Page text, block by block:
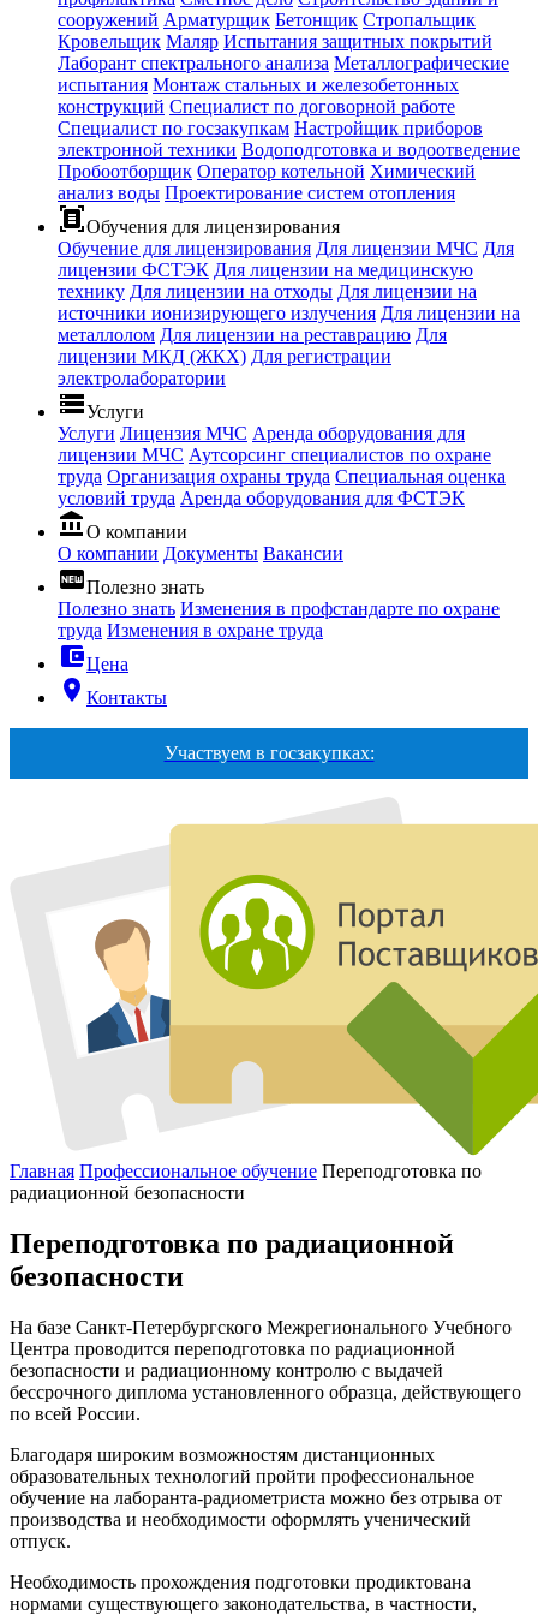
сооружений Арматурщик Бетонщик Стропальщик
Кровельщик Маляр Испытания защитных покрытий
Лаборант спектрального анализа Металлографические
испытания Монтаж стальных и железобетонных
конструкций Специалист по договорной работе
Специалист по госзакупкам Настройщик приборов
электронной техники Водоподготовка и водоотведение
Пробоотборщик Оператор котельной Химический
анализ воды Проектирование систем отопления
document_scannerОбучения для лицензирования
Обучение для лицензирования Для лицензии МЧС Для
лицензии ФСТЭК Для лицензии на медицинскую
технику Для лицензии на отходы Для лицензии на
источники ионизирующего излучения Для лицензии на
металлолом Для лицензии на реставрацию Для
лицензии МКД (ЖКХ) Для регистрации
электролаборатории
storageУслуги
Услуги Лицензия МЧС Аренда оборудования для
лицензии МЧС Аутсорсинг специалистов по охране
труда Организация охраны труда Специальная оценка
условий труда Аренда оборудования для ФСТЭК
account_balanceО компании
О компании Документы Вакансии
fiber_newПолезно знать
Полезно знать Изменения в профстандарте по охране
труда Изменения в охране труда
account_balance_walletЦена
room Контакты
Участвуем в госзакупках:
Главная Профессиональное обучение Переподготовка по
радиационной безопасности
Переподготовка по радиационной
безопасности
На базе Санкт-Петербургского Межрегионального Учебного
Центра проводится переподготовка по радиационной
безопасности и радиационному контролю с выдачей
бессрочного диплома установленного образца, действующего
по всей России.
Благодаря широким возможностям дистанционных
образовательных технологий пройти профессиональное
обучение на лаборанта-радиометриста можно без отрыва от
производства и необходимости оформлять ученический
отпуск.
Необходимость прохождения подготовки продиктована
нормами существующего законодательства, в частности,